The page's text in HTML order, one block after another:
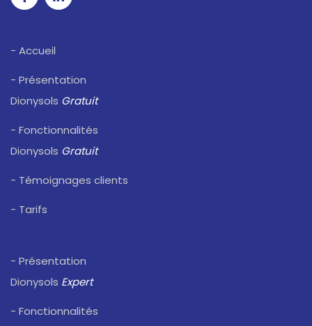
- Accueil
- Présentation
Dionysols Gratuit
- Fonctionnalités
Dionysols Gratuit
- Témoignages clients
- Tarifs
- Présentation
Dionysols Expert
- Fonctionnalités